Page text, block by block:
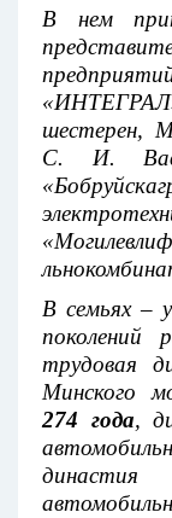
В нем
шестерен,
С. И.
В семьях –
поколений
трудовая
Минского
274 года,
династия